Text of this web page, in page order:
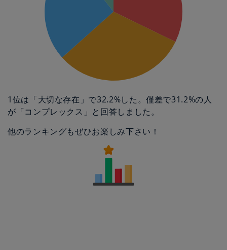
1位は「大切な存在」で32.2%した。僅差で31.2%の人
が「コンプレックス」と回答しました。
他のランキングもぜひお楽しみ下さい！